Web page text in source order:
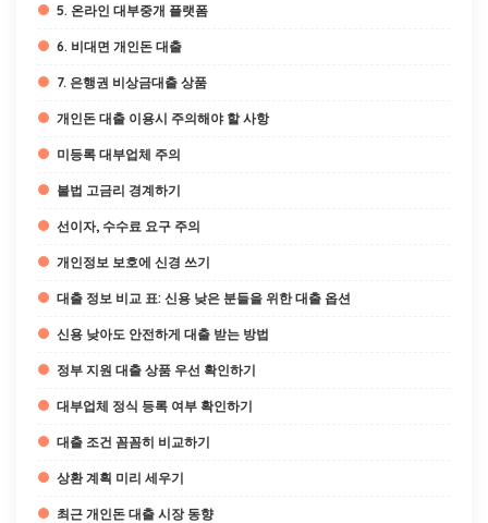
5. 온라인 대부중개 플랫폼
6. 비대면 개인돈 대출
7. 은행권 비상금대출 상품
개인돈 대출 이용시 주의해야 할 사항
미등록 대부업체 주의
불법 고금리 경계하기
선이자, 수수료 요구 주의
개인정보 보호에 신경 쓰기
대출 정보 비교 표: 신용 낮은 분들을 위한 대출 옵션
신용 낮아도 안전하게 대출 받는 방법
정부 지원 대출 상품 우선 확인하기
대부업체 정식 등록 여부 확인하기
대출 조건 꼼꼼히 비교하기
상환 계획 미리 세우기
최근 개인돈 대출 시장 동향